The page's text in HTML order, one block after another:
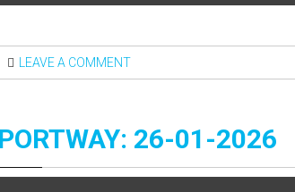
LEAVE A COMMENT
26-01-2026